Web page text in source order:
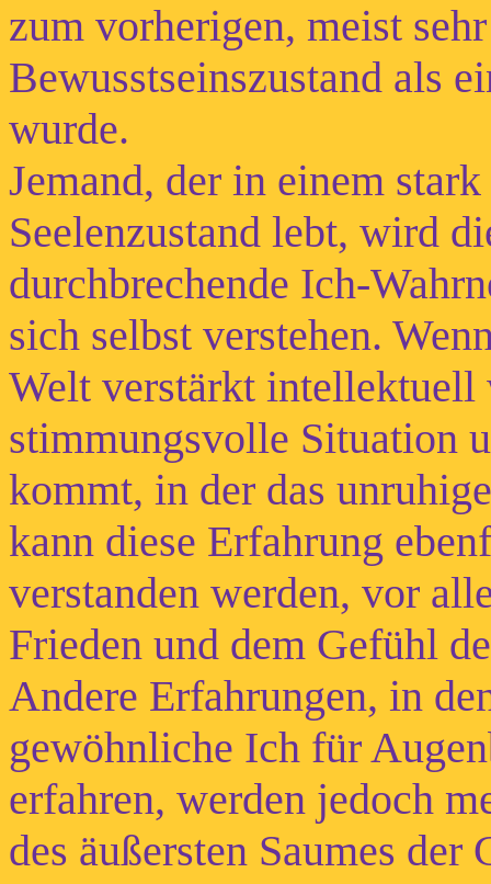
zum vorherigen, meist
Bewusstseinszustand als
wurde.
Jemand, der in einem
Seelenzustand lebt, wird
durchbrechende Ich-
sich selbst verstehen.
Welt verstärkt intellektuell
stimmungsvolle Situation
kommt, in der das
kann diese Erfahrung
verstanden werden, vor
Frieden und dem Gefühl
Andere Erfahrungen, in
gewöhnliche Ich für
erfahren, werden jedoch
des äußersten Saumes